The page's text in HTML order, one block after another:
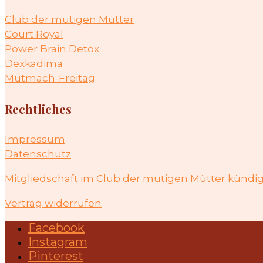
Club der mutigen Mütter
Court Royal
Power Brain Detox
Dexkadima
Mutmach-Freitag
Rechtliches
Impressum
Datenschutz
Mitgliedschaft im Club der mutigen Mütter
Vertrag widerrufen
Facebook
Instagram
Pinterest